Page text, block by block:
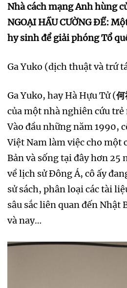
Nhà cách mạng Anh hùng
NGOẠI HẦU CƯỜNG ĐỂ:
hy sinh để giải phóng Tổ
Ga Yuko (dịch thuật và trứ
Ga Yuko, hay Hà Hựu Tử (
của một nhà nghiên cứu trẻ
Vào đầu những năm 1990,
Việt Nam làm việc cho một
Bản và sống tại đây hơn 25
về lịch sử Đông Á, cô ấy
sử sách, phân loại các tài
sâu sắc liên quan đến Nhật
và nay…